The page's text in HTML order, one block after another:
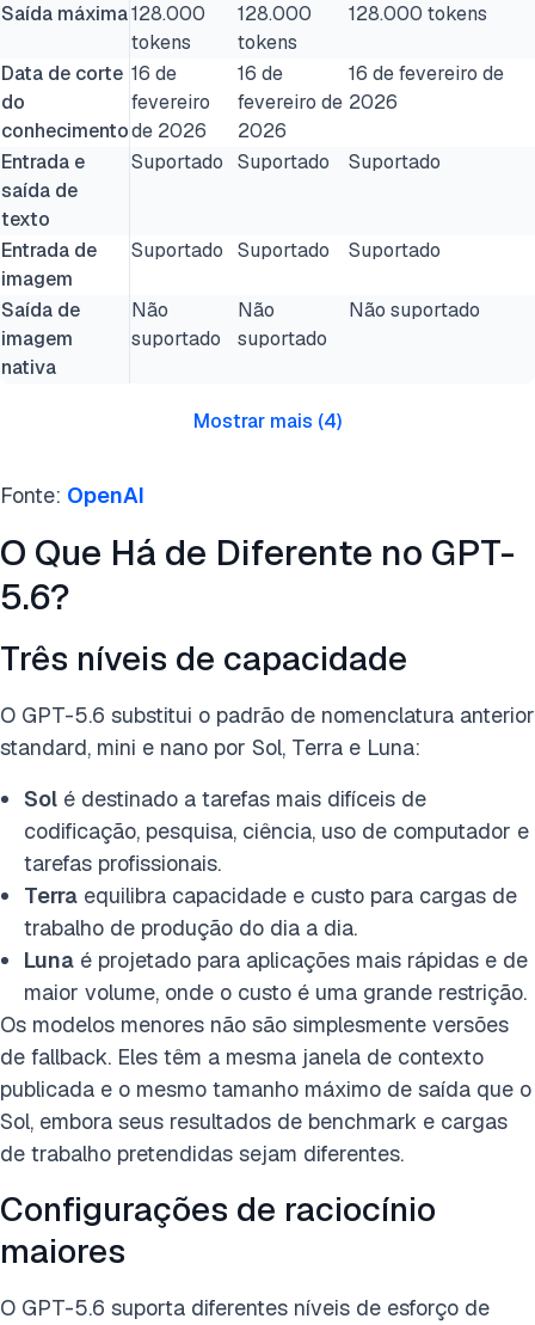
Saída máxima128.000
tokens
128.000
tokens
128.000 tokens
Data de corte
do
conhecimento
16 de
fevereiro
de 2026
16 de
fevereiro de
2026
16 de fevereiro de
2026
Entrada e
saída de
texto
Suportado Suportado Suportado
Entrada de
imagem
Suportado Suportado Suportado
Saída de
imagem
nativa
Não
suportado
Não
suportado
Não suportado
Mostrar mais (4)
Fonte: OpenAI
O Que Há de Diferente no GPT-
5.6?
Três níveis de capacidade
O GPT-5.6 substitui o padrão de nomenclatura anterior
standard, mini e nano por Sol, Terra e Luna:
Sol é destinado a tarefas mais difíceis de
codificação, pesquisa, ciência, uso de computador e
tarefas profissionais.
Terra equilibra capacidade e custo para cargas de
trabalho de produção do dia a dia.
Luna é projetado para aplicações mais rápidas e de
maior volume, onde o custo é uma grande restrição.
Os modelos menores não são simplesmente versões
de fallback. Eles têm a mesma janela de contexto
publicada e o mesmo tamanho máximo de saída que o
Sol, embora seus resultados de benchmark e cargas
de trabalho pretendidas sejam diferentes.
Configurações de raciocínio
maiores
O GPT-5.6 suporta diferentes níveis de esforço de